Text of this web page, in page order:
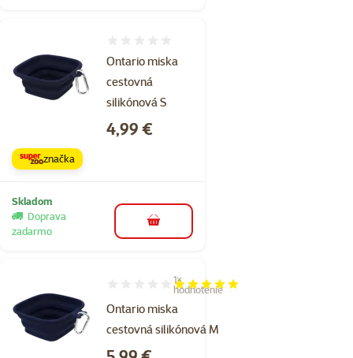
Ontario miska
cestovná
silikónová S
Cena
4,99 €
značka
Skladom
Doprava
zadarmo
do košíka
Ontario miska
cestovná silikónová M
Hodnotenie 100%, počet hodnotení: 1
1×
hodnotenie